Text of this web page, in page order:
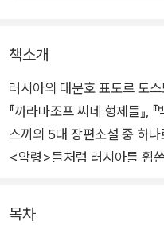
책소개
러시아의 대문호 표도르 도스
『까라마조프 씨네 형제들』,
스끼의 5대 장편소설 중 하
<악령>들처럼 러시아를 휩
소설이다.
목차